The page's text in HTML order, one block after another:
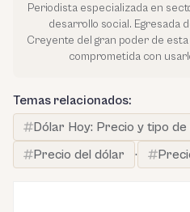
Periodista especializada en
desarrollo social. Egresada
Creyente del gran poder de
comprometida con
Temas relacionados:
Dólar Hoy: Precio y tipo
Precio del dólar
·